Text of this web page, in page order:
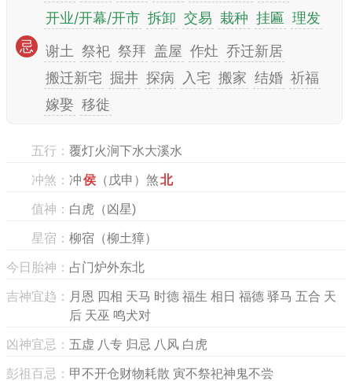
开业/开幕/开市 拆卸 交易 栽种 挂匾 理发
忌 谢土 祭祀 祭拜 盖屋 作灶 乔迁新居
搬迁新宅 掘井 探病 入宅 搬家 结婚 祈福
嫁娶 移徙
五行： 覆灯火涧下水大溪水
冲煞： 冲侯 （戊申）煞北
值神： 白虎（凶星)
星宿： 柳宿（柳土獐）
今日胎神： 占门炉外东北
吉神宜趋： 月恩 四相 天马 时德 福生 相日 福德 驿马 五合 天
后 天巫 鸣犬对
凶神宜忌： 五虚 八专 归忌 八风 白虎
彭祖百忌： 甲不开仓财物耗散 寅不祭祀神鬼不尝